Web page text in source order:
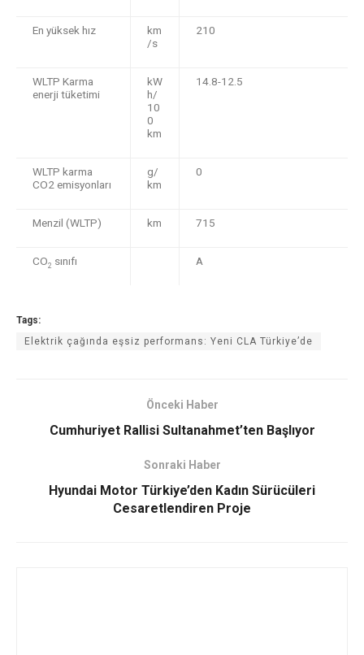
En yüksek hız
km
/s
210
WLTP Karma
enerji tüketimi
kW
h/
10
0
km
14.8-12.5
WLTP karma
CO2 emisyonları
g/
km
0
Menzil (WLTP) km 715
CO2 sınıfı A
Tags:
Elektrik çağında eşsiz performans: Yeni CLA Türkiye’de
Önceki Haber
Cumhuriyet Rallisi Sultanahmet’ten Başlıyor
Sonraki Haber
Hyundai Motor Türkiye’den Kadın Sürücüleri
Cesaretlendiren Proje